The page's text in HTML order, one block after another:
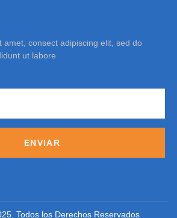
amet, consect adipiscing elit, sed do
ut labore
ENVIAR
Todos los Derechos Reservados